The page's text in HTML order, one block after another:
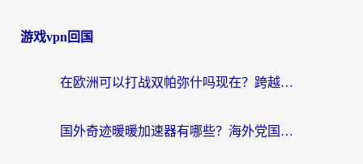
游戏vpn回国
在欧洲可以打战双帕弥什吗现在？跨越延迟墙的实战指南
国外奇迹暖暖加速器有哪些？海外党国服游戏畅玩终极指南（附亲测推荐）